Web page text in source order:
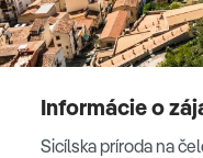
komplexmi
Grécka.
Informácie o
Sicílska príroda na